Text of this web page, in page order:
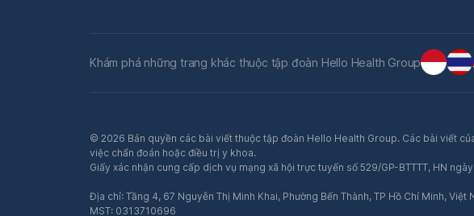
Khám phá những trang khác thuộc tập đoàn Hello Health Group
© 2026 Bản quyền các bài viết thuộc tập đoàn Hello Health Group. Các bài viết
việc chẩn đoán hoặc điều trị y khoa.
Giấy xác nhận cung cấp dịch vụ mạng xã hội trực tuyến số 529/GP-BTTTT, HN
Địa chỉ: Tầng 4, 67 Nguyễn Thị Minh Khai, Phường Bến Thành, TP Hồ Chí Minh, Việt
MST: 0313710696